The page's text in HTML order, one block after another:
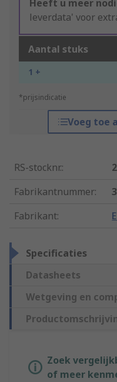
Heeft u meer
leverdata' voor
Aantal stuks
1 +
*prijsindicatie
Voeg toe
RS-stocknr.:
Fabrikantnummer:
Fabrikant:
Specificaties
Datasheets
Wetgeving en
Zoek
of meer